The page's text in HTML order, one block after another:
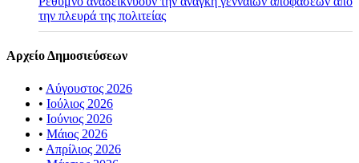
την πλευρά της πολιτείας
Αρχείο Δημοσιεύσεων
• Αύγουστος 2026
• Ιούλιος 2026
• Ιούνιος 2026
• Μάιος 2026
• Απρίλιος 2026